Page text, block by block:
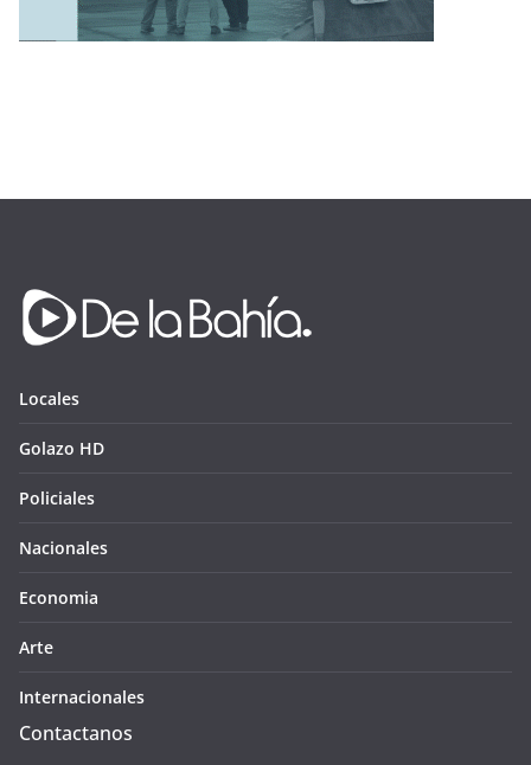
Locales
Golazo HD
Policiales
Nacionales
Economia
Arte
Internacionales
Contactanos